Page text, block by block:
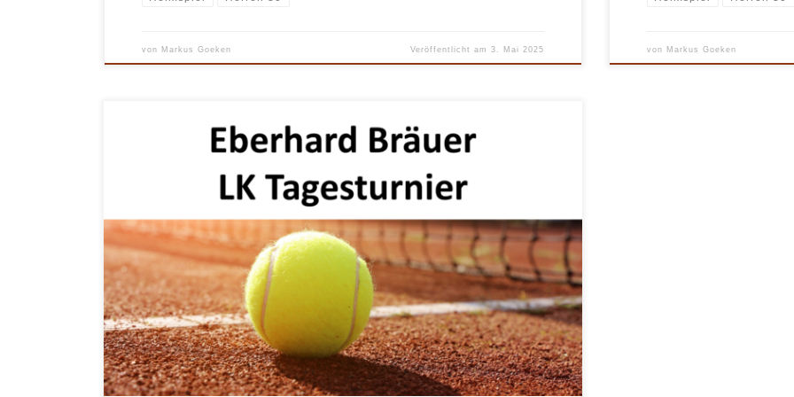
von Markus Goeken Veröffentlicht am3. Mai 2025 von Markus Goeken
Am Sonntag, 11. August 2024, ist es soweit: Auf unserer Anlage in Hofgeismar findet das
Eberhard Bräuer LK Tagesturnier statt! Konkurrenzen: Damen 30 Einzel und Herren 30
Einzel Bei Fragen rund um das Turnier könnt ihr euch gern an unseren
Turnierverantwortlichen wenden: Heiko Nebe, mobil: +49 174 2816 272, email […]